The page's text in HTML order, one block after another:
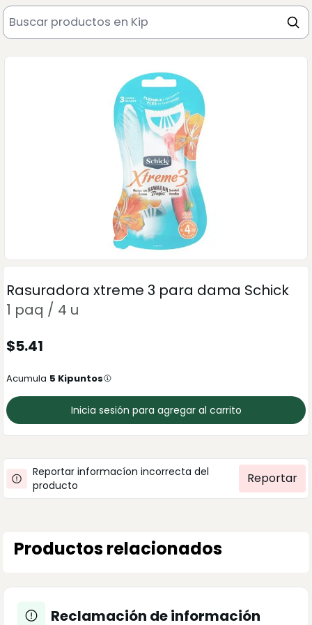
Rasuradora xtreme 3 para dama Schick
1 paq / 4 u
$5.41
Acumula 5 Kipuntos
Inicia sesión para agregar al carrito
Reportar informacíon incorrecta del
producto
Reportar
Productos relacionados
Reclamación de información